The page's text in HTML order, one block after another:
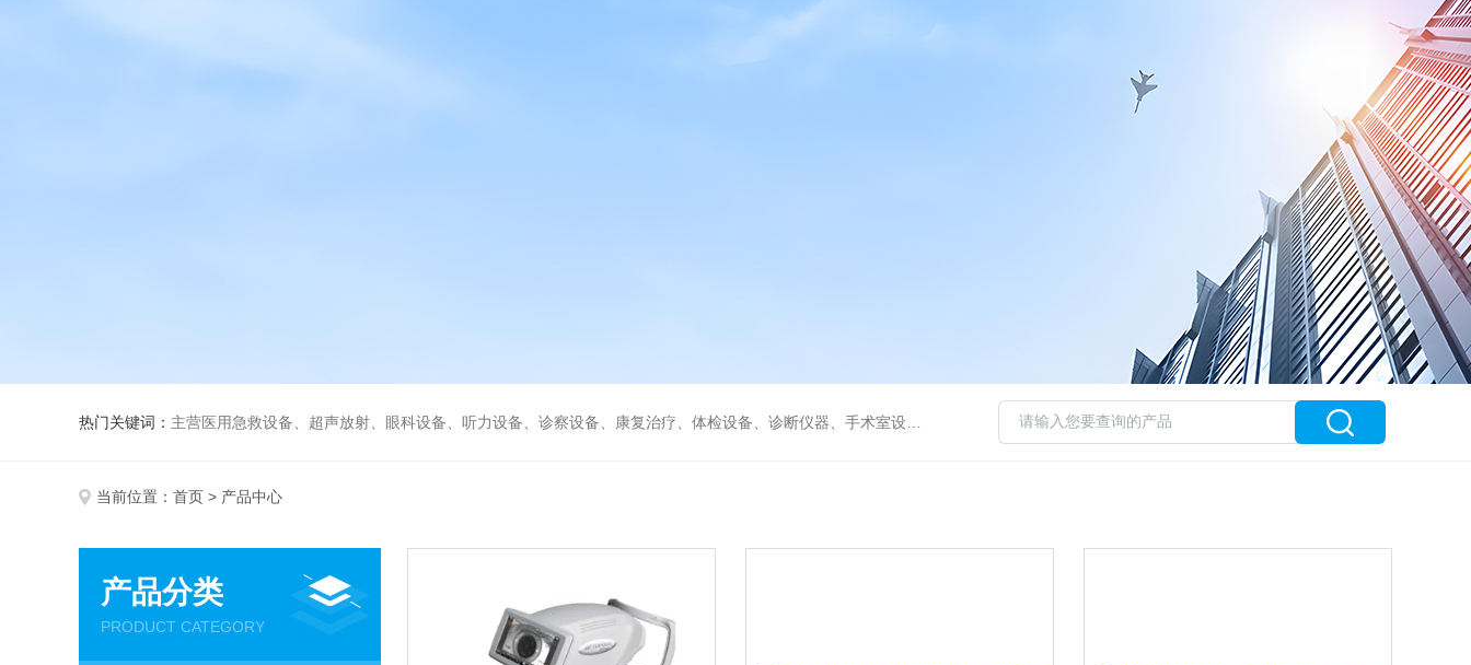
热门关键词： 主营医用急救设备、超声放射、眼科设备、听力设备、诊察设备、康复治疗、体检设备、诊断仪器、手术室设备急救室、监护设备诊疗室等医疗设备。
当前位置： 首页 > 产品中心
产品分类
PRODUCT CATEGORY